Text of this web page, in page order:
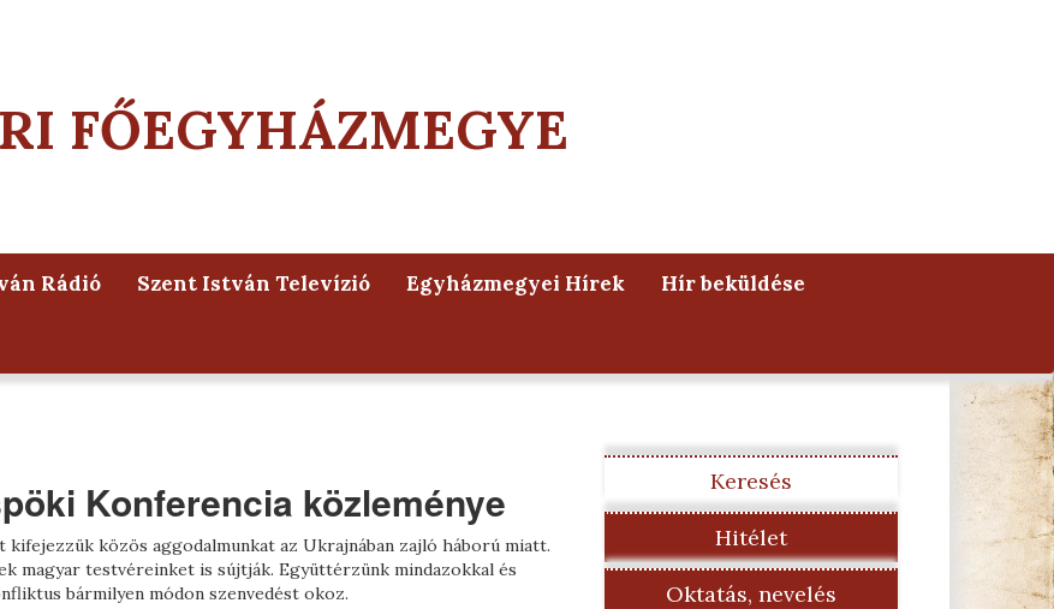
FŐEGYHÁZMEGYE
Rádió Szent István Televízió Egyházmegyei Hírek Hír beküldése
Konferencia közleménye
közös aggodalmunkat az Ukrajnában zajló háború miatt.
magyar testvéreinket is sújtják. Együttérzünk mindazokkal és
bármilyen módon szenvedést okoz.
Keresés
Hitélet
Oktatás, nevelés